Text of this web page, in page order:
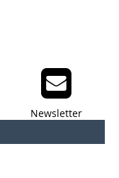
Newsletter